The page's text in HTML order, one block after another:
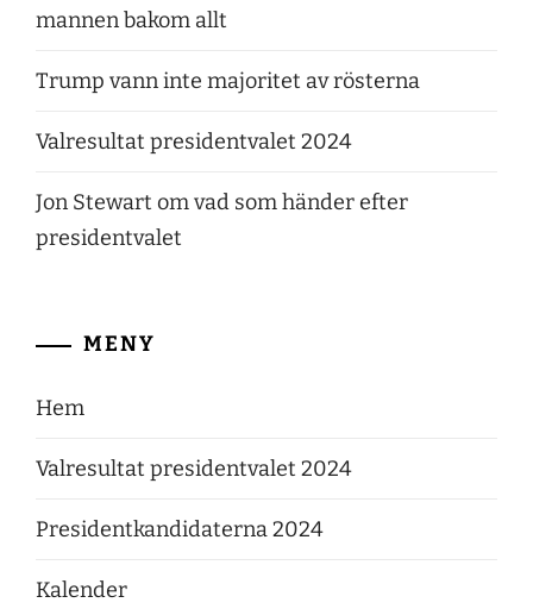
mannen bakom allt
Trump vann inte majoritet av rösterna
Valresultat presidentvalet 2024
Jon Stewart om vad som händer efter
presidentvalet
MENY
Hem
Valresultat presidentvalet 2024
Presidentkandidaterna 2024
Kalender